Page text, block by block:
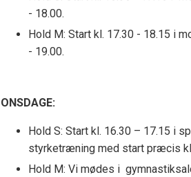
- 18.00.
Hold M: Start kl. 17.30 - 18.15 i
- 19.00.
ONSDAGE:
Hold S: Start kl. 16.30 – 17.15 i
styrketræning med start præcis kl
Hold M: Vi mødes i